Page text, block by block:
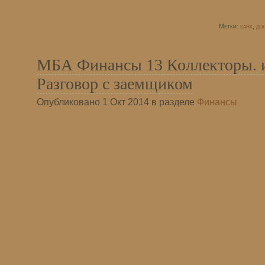
Метки: банк
МБА Финансы 13 Коллекторы.
Разговор с заемщиком
Опубликовано 1 Окт 2014 в разделе Финансы